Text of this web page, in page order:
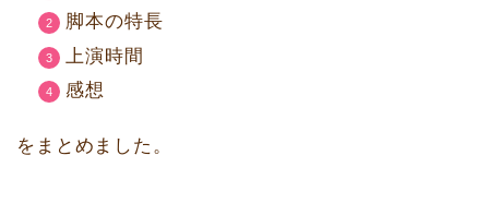
脚本の特長
上演時間
感想
をまとめました。